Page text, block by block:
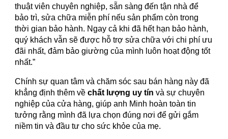
thuật viên chuyên nghiệp, sẵn sàng đến tận nhà để
bảo trì, sửa chữa miễn phí nếu sản phẩm còn trong
thời gian bảo hành. Ngay cả khi đã hết hạn bảo hành,
quý khách vẫn sẽ được hỗ trợ sửa chữa với chi phí ưu
đãi nhất, đảm bảo giường của mình luôn hoạt động tốt
nhất.”
Chính sự quan tâm và chăm sóc sau bán hàng này đã
khẳng định thêm vềchất lượng uy tín và sự chuyên
nghiệp của cửa hàng, giúp anh Minh hoàn toàn tin
tưởng rằng mình đã lựa chọn đúng nơi để gửi gắm
niềm tin và đầu tư cho sức khỏe của mẹ.